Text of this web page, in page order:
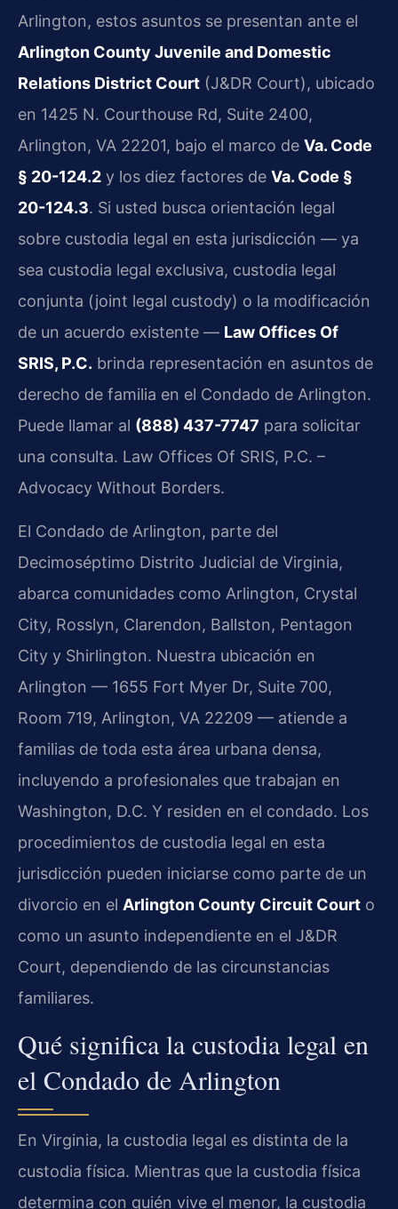
Arlington, estos asuntos se presentan ante el
Arlington County Juvenile and Domestic
Relations District Court (J&DR Court), ubicado
en 1425 N. Courthouse Rd, Suite 2400,
Arlington, VA 22201, bajo el marco de Va. Code
§ 20-124.2 y los diez factores de Va. Code §
20-124.3. Si usted busca orientación legal
sobre custodia legal en esta jurisdicción — ya
sea custodia legal exclusiva, custodia legal
conjunta (joint legal custody) o la modificación
de un acuerdo existente — Law Offices Of
SRIS, P.C. brinda representación en asuntos de
derecho de familia en el Condado de Arlington.
Puede llamar al (888) 437-7747 para solicitar
una consulta. Law Offices Of SRIS, P.C. –
Advocacy Without Borders.
El Condado de Arlington, parte del
Decimoséptimo Distrito Judicial de Virginia,
abarca comunidades como Arlington, Crystal
City, Rosslyn, Clarendon, Ballston, Pentagon
City y Shirlington. Nuestra ubicación en
Arlington — 1655 Fort Myer Dr, Suite 700,
Room 719, Arlington, VA 22209 — atiende a
familias de toda esta área urbana densa,
incluyendo a profesionales que trabajan en
Washington, D.C. Y residen en el condado. Los
procedimientos de custodia legal en esta
jurisdicción pueden iniciarse como parte de un
divorcio en el Arlington County Circuit Court o
como un asunto independiente en el J&DR
Court, dependiendo de las circunstancias
familiares.
Qué significa la custodia legal en
el Condado de Arlington
En Virginia, la custodia legal es distinta de la
custodia física. Mientras que la custodia física
determina con quién vive el menor, la custodia